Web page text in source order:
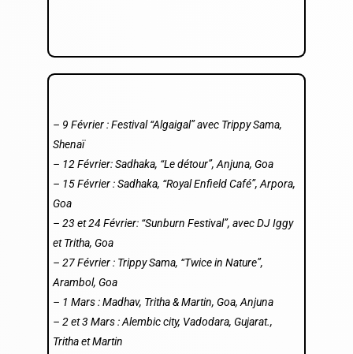
– 9 Février : Festival “Algaigal” avec Trippy Sama,
Shenaï
– 12 Février: Sadhaka, “Le détour”, Anjuna, Goa
– 15 Février : Sadhaka, “Royal Enfield Café”, Arpora,
Goa
– 23 et 24 Février: “Sunburn Festival”, avec DJ Iggy
et Tritha, Goa
– 27 Février : Trippy Sama, “Twice in Nature”,
Arambol, Goa
– 1 Mars : Madhav, Tritha & Martin, Goa, Anjuna
– 2 et 3 Mars :Alembic city, Vadodara, Gujarat.,
Tritha et Martin